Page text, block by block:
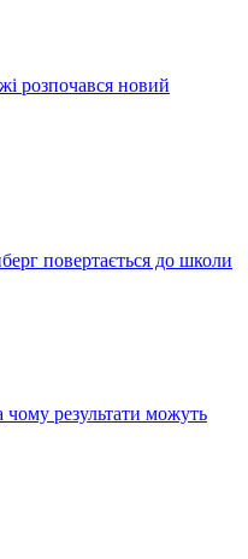
розпочався новий
повертається до школи
чому результати можуть